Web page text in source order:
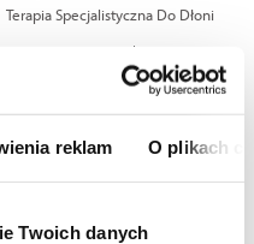
reklam O plikach
Twoich danych
Terapia Specjalistyczna Do Dłoni
44,90 zł
PRODUKT CHWILOWO
NIEDOSTĘPNY